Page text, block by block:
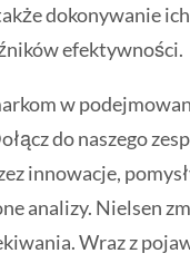
dokonywanie
efektywności.
w
do naszego
innowacje,
analizy. Nielsen
Wraz z